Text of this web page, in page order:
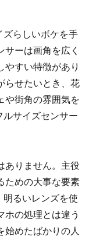
ズらしいボケを手
ーは画角を広く
やすい特徴があり
らせたいとき、花
や街角の雰囲気を
サイズセンサー
ありません。主役
ための大事な要素
るいレンズを使
ホの処理とは違う
始めたばかりの人